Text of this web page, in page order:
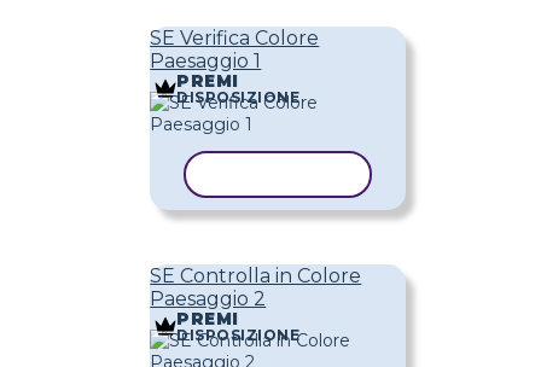
SE Verifica Colore
Paesaggio 1
PREMI
DISPOSIZIONE
SE Controlla in Colore
Paesaggio 2
PREMI
DISPOSIZIONE